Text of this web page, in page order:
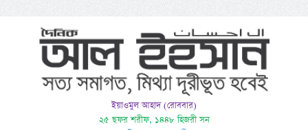
ইয়াওমুল আহাদ (রোববার)
২৫ ছফর শরীফ, ১৪৪৮ হিজরী সন